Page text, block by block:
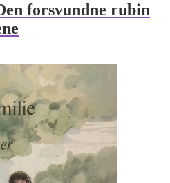
forsvundne rubin